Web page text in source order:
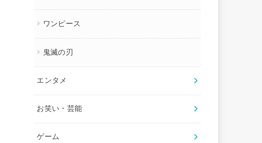
ワンピース
鬼滅の刃
エンタメ
お笑い・芸能
ゲーム